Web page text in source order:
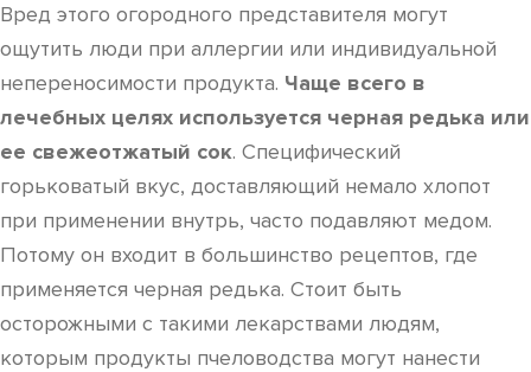
Вред этого огородного представителя могут
ощутить люди при аллергии или индивидуальной
непереносимости продукта. Чаще всего в
лечебных целях используется черная редька или
ее свежеотжатый сок. Специфический
горьковатый вкус, доставляющий немало хлопот
при применении внутрь, часто подавляют медом.
Потому он входит в большинство рецептов, где
применяется черная редька. Стоит быть
осторожными с такими лекарствами людям,
которым продукты пчеловодства могут нанести